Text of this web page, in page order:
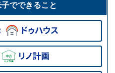
でできること